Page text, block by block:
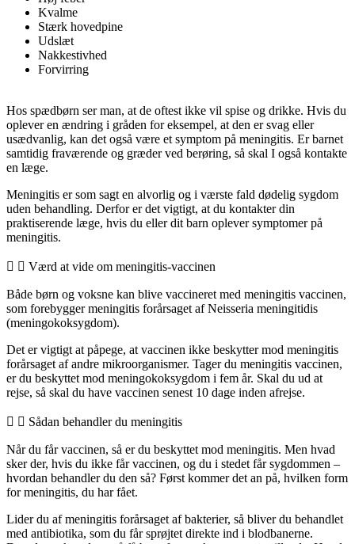
Kvalme
Stærk hovedpine
Udslæt
Nakkestivhed
Forvirring
Hos spædbørn ser man, at de oftest ikke vil spise og drikke. Hvis du
oplever en ændring i gråden for eksempel, at den er svag eller
usædvanlig, kan det også være et symptom på meningitis. Er barnet
samtidig fraværende og græder ved berøring, så skal I også kontakte
en læge.
Meningitis er som sagt en alvorlig og i værste fald dødelig sygdom
uden behandling. Derfor er det vigtigt, at du kontakter din
praktiserende læge, hvis du eller dit barn oplever symptomer på
meningitis.
Værd at vide om meningitis-vaccinen
Både børn og voksne kan blive vaccineret med meningitis vaccinen,
som forebygger meningitis forårsaget af Neisseria meningitidis
(meningokoksygdom).
Det er vigtigt at påpege, at vaccinen ikke beskytter mod meningitis
forårsaget af andre mikroorganismer. Tager du meningitis vaccinen,
er du beskyttet mod meningokoksygdom i fem år. Skal du ud at
rejse, så skal du have vaccinen senest 10 dage inden afrejse.
Sådan behandler du meningitis
Når du får vaccinen, så er du beskyttet mod meningitis. Men hvad
sker der, hvis du ikke får vaccinen, og du i stedet får sygdommen –
hvordan behandler du den så? Først kommer det an på, hvilken form
for meningitis, du har fået.
Lider du af meningitis forårsaget af bakterier, så bliver du behandlet
med antibiotika, som du får sprøjtet direkte ind i blodbanerne.